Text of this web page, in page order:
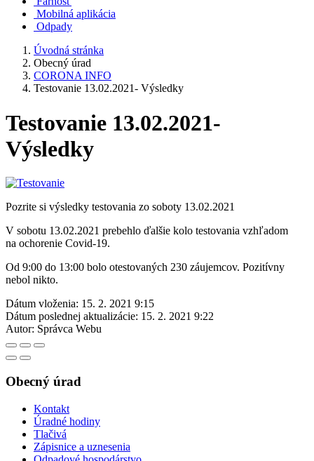
Mobilná aplikácia
Odpady
Úvodná stránka
Obecný úrad
CORONA INFO
Testovanie 13.02.2021- Výsledky
Testovanie 13.02.2021-
Výsledky
Pozrite si výsledky testovania zo soboty 13.02.2021
V sobotu 13.02.2021 prebehlo ďalšie kolo testovania vzhľadom
na ochorenie Covid-19.
Od 9:00 do 13:00 bolo otestovaných 230 záujemcov. Pozitívny
nebol nikto.
Dátum vloženia: 15. 2. 2021 9:15
Dátum poslednej aktualizácie: 15. 2. 2021 9:22
Autor: Správca Webu
Obecný úrad
Kontakt
Úradné hodiny
Tlačivá
Zápisnice a uznesenia